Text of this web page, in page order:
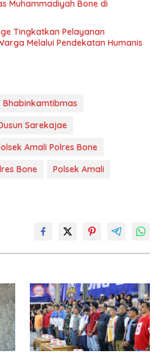
Muhammadiyah Bone di
Tingkatkan Pelayanan
Melalui Pendekatan Humanis
Bhabinkamtibmas
Sarekajae
Amali Polres Bone
Bone
Polsek Amali